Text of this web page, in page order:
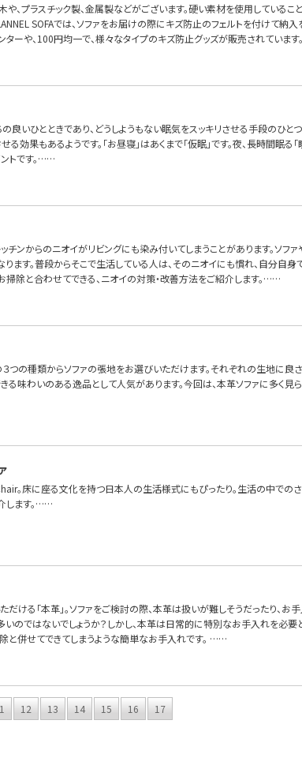
、プラスチック製、金属製などがございます。硬い素材を使用しているこ
SOFAでは、ソファをお届けの際にキズ防止のフェルトを付けて納入
ターや、100円均一で、様々なタイプのキズ防止グッズが販売されていま
いひとときであり、どうしようもない眠気をスッキリさせる手段のひとつ
効果もあるようです。「お昼寝」はあくまで「仮眠」です。夜、長時間眠る
トです。……
チンからのニオイがリビングにも染み付いてしまうことがあります。ソフ
ます。普段からそこで生活している人は、そのニオイにも慣れ、自分自身
除と合わせてできる、ニオイの対策・改善方法をご紹介します。……
３つの種類からソファの張地をお選びいただけます。それぞれの生地に良
る味わいのある逸品として人気があります。今回は、本革ソファに多く見
。床に座る文化を持つ日本人の生活様式にもぴったり。生活の中での
します。……
だける「本革」。ソファをご検討の際、本革は扱いが難しそうだったり、
いのではないでしょうか？しかし、本革は日常的に特別なお手入れを必要と
と併せてできてしまうような簡単なお手入れです。 ……
12 13 14 15 16
17